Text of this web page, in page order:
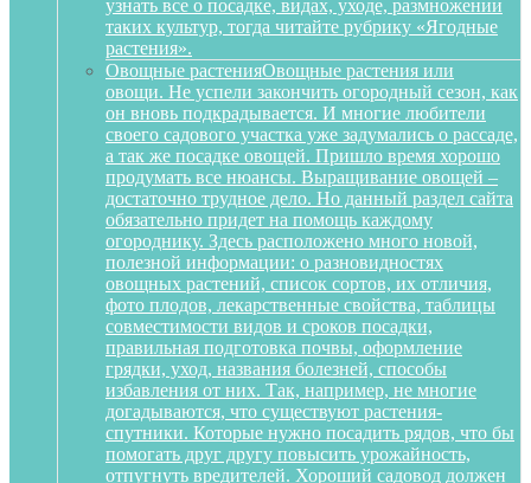
узнать все о посадке, видах, уходе, размножении
таких культур, тогда читайте рубрику «Ягодные
растения».
Овощные растенияОвощные растения или
овощи. Не успели закончить огородный сезон, как
он вновь подкрадывается. И многие любители
своего садового участка уже задумались о рассаде,
а так же посадке овощей. Пришло время хорошо
продумать все нюансы. Выращивание овощей –
достаточно трудное дело. Но данный раздел сайта
обязательно придет на помощь каждому
огороднику. Здесь расположено много новой,
полезной информации: о разновидностях
овощных растений, список сортов, их отличия,
фото плодов, лекарственные свойства, таблицы
совместимости видов и сроков посадки,
правильная подготовка почвы, оформление
грядки, уход, названия болезней, способы
избавления от них. Так, например, не многие
догадываются, что существуют растения-
спутники. Которые нужно посадить рядов, что бы
помогать друг другу повысить урожайность,
отпугнуть вредителей. Хороший садовод должен